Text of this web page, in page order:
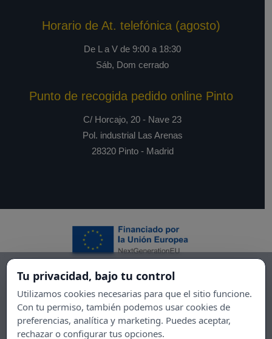
Horario de At. telefónica (agosto)
De L a V de 9:00 a 18:30
Sáb, Dom cerrado
Punto de recogida pedido online Pinto
C/ Horcajo, 20 - Nave 23
Pol. industrial Las Arenas
28320 Pinto - Madrid
Tu privacidad, bajo tu control
Utilizamos cookies necesarias para que el sitio funcione.
Con tu permiso, también podemos usar cookies de
preferencias, analítica y marketing. Puedes aceptar,
rechazar o configurar tus opciones.